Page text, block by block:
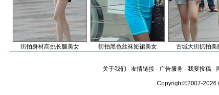
街拍身材高挑长腿美女 街拍黑色丝袜短裙美女 古城大街抓拍美
关于我们 - 友情链接 - 广告服务 - 我要投稿 -
Copyright©2007-2026